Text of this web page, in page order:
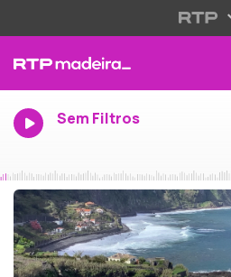
Sem Filtros